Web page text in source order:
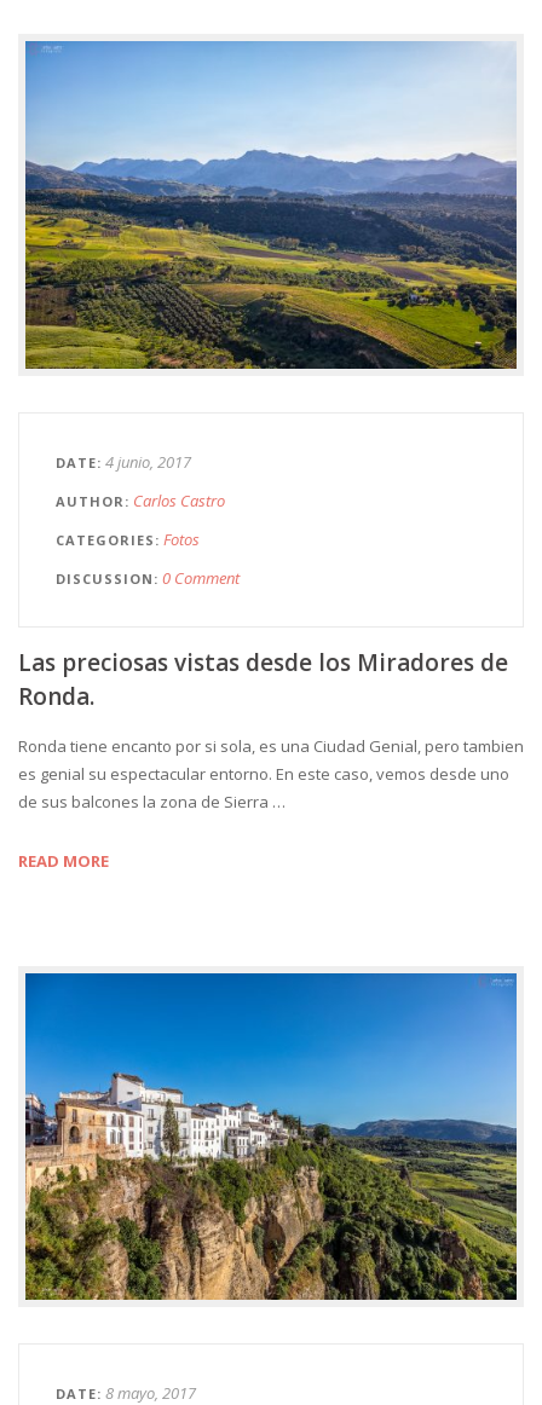
DATE 4 junio, 2017
AUTHOR Carlos Castro
CATEGORIES Fotos
DISCUSSION 0 Comment
Las preciosas vistas desde los Miradores de
Ronda.
Ronda tiene encanto por si sola, es una Ciudad Genial, pero tambien
es genial su espectacular entorno. En este caso, vemos desde uno
de sus balcones la zona de Sierra …
READ MORE
DATE 8 mayo, 2017